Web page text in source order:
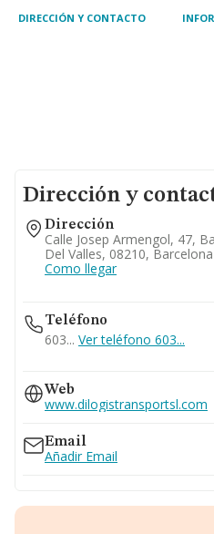
DIRECCIÓN Y CONTACTO
Dirección y
Dirección
Calle Josep Armengol, 47,
Del Valles, 08210, Barcelona
Como llegar
Teléfono
603... Ver teléfono 603...
937276856
Web
www.dilogistransportsl.com
Email
Añadir Email